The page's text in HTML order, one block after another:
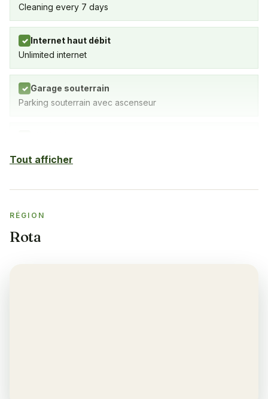
Cleaning every 7 days
✓ Internet haut débit
Unlimited internet
✓ Garage souterrain
Parking souterrain avec ascenseur
Tout afficher
RÉGION
Rota